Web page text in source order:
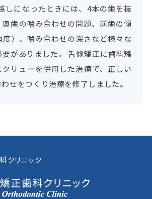
しになったときには、4本の歯を抜
歯の噛み合わせの問題、前歯の傾
）、噛み合わせの深さなど様々な
がありました。 舌側矯正に歯科矯
クリューを併用した治療で、正しい
せをつくり治療を修了しました。
クリニック